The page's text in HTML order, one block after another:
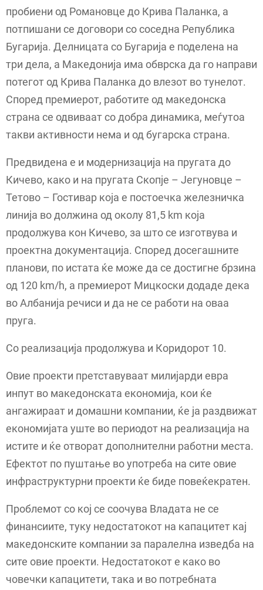
пробиени од Романовце до Крива Паланка, а
потпишани се договори со соседна Република
Бугарија. Делницата со Бугарија е поделена на
три дела, а Македонија има обврска да го направи
потегот од Крива Паланка до влезот во тунелот.
Според премиерот, работите од македонска
страна се одвиваат со добра динамика, меѓутоа
такви активности нема и од бугарска страна.
Предвидена е и модернизација на пругата до
Кичево, како и на пругата Скопје – Јегуновце –
Тетово – Гостивар која е постоечка железничка
линија во должина од околу 81,5 km која
продолжува кон Кичево, за што се изготвува и
проектна документација. Според досегашните
планови, по истата ќе може да се достигне брзина
од 120 km/h, а премиерот Мицкоски додаде дека
во Албанија речиси и да не се работи на оваа
пруга.
Со реализација продолжува и Коридорот 10.
Овие проекти претставуваат милијарди евра
инпут во македонската економија, кои ќе
ангажираат и домашни компании, ќе ја раздвижат
економијата уште во периодот на реализација на
истите и ќе отворат дополнителни работни места.
Ефектот по пуштање во употреба на сите овие
инфраструктурни проекти ќе биде повеќекратен.
Проблемот со кој се соочува Владата не се
финансиите, туку недостатокот на капацитет кај
македонските компании за паралелна изведба на
сите овие проекти. Недостатокот е како во
човечки капацитети, така и во потребната